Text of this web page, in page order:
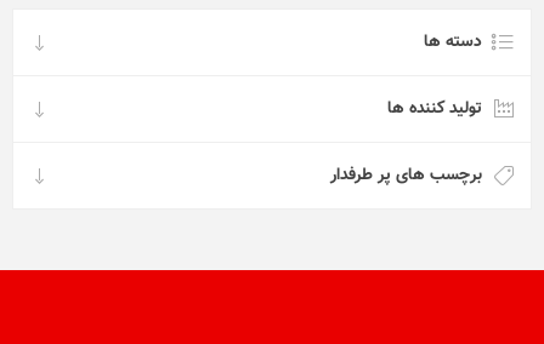
دسته ها
تولید کننده ها
برچسب های پر طرفدار